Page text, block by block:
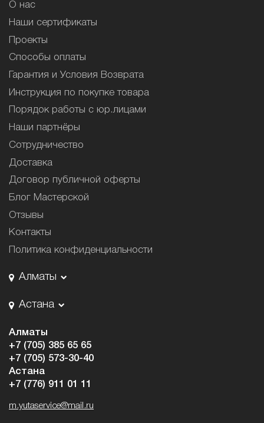
О нас
Наши сертификаты
Проекты
Способы оплаты
Гарантия и Условия Возврата
Инструкция по покупке товара
Порядок работы с юр.лицами
Наши партнёры
Сотрудничество
Доставка
Договор публичной оферты
Блог Мастерской
Отзывы
Контакты
Политика конфиденциальности
Алматы
Астана
Алматы
+7 (705) 385 65 65
+7 (705) 573-30-40
Астана
+7 (776) 911 01 11
m.yutaservice@mail.ru